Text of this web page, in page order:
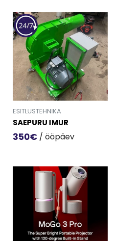
ESITLUSTEHNIKA
SAEPURU IMUR
350€ / ööpäev